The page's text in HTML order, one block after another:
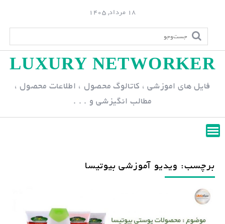
p
n
18 مرداد, 1405
LUXURY NETWORKER
فایل های اموزشی ، کاتالوگ محصول ، اطلاعات محصول ،
مطالب انگیزشی و . . .
برچسب: ویدیو آموزشی بیوتیسا